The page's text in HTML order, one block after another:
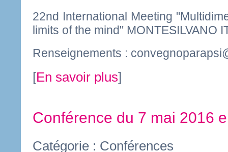
22nd International Meeting
limits of the mind" MONTESILVANO
Renseignements :
[En savoir plus]
Conférence du 7 mai 2016
Catégorie : Conférences